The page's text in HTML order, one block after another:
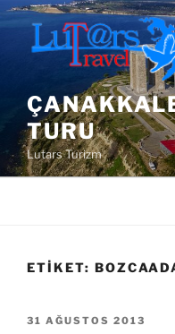
İçeriğe
geç
TURU
Lutars Turizm
ETIKET:
YAYIM
31 AĞUSTOS 2013